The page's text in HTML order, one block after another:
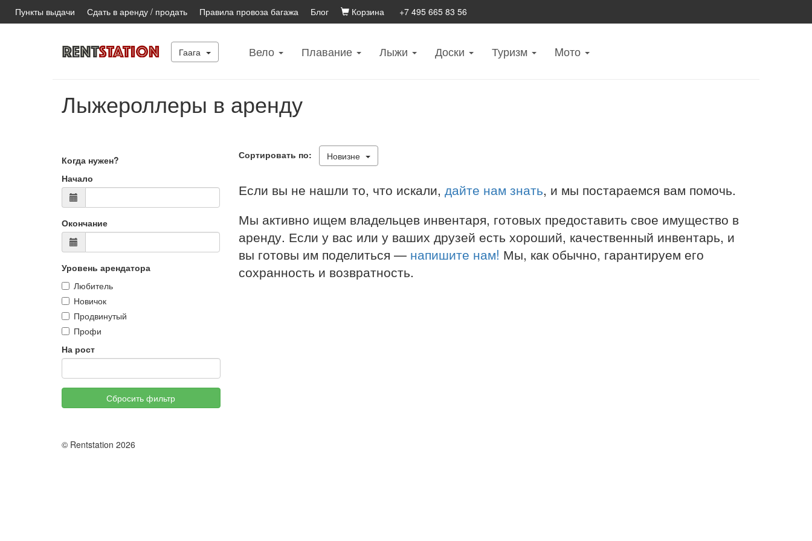
Пункты выдачи Сдать в аренду / продать Правила провоза багажа Блог Корзина +7 495 665 83 56
Гаага Вело Плавание Лыжи Доски Туризм Mото
Лыжероллеры в аренду
Когда нужен?
Начало
Окончание
Уровень арендатора
Любитель
Новичок
Продвинутый
Профи
На рост
Сбросить фильтр
Сортировать по: Новизне
Если вы не нашли то, что искали, дайте нам знать, и мы постараемся вам помочь.
Мы активно ищем владельцев инвентаря, готовых предоставить свое имущество в
аренду. Если у вас или у ваших друзей есть хороший, качественный инвентарь, и
вы готовы им поделиться — напишите нам! Мы, как обычно, гарантируем его
сохранность и возвратность.
© Rentstation 2026